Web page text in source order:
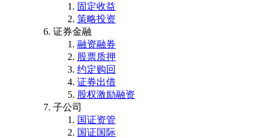
固定收益
策略投资
证券金融
融资融券
股票质押
约定购回
证券出借
股权激励融资
子公司
国证资管
国证国际